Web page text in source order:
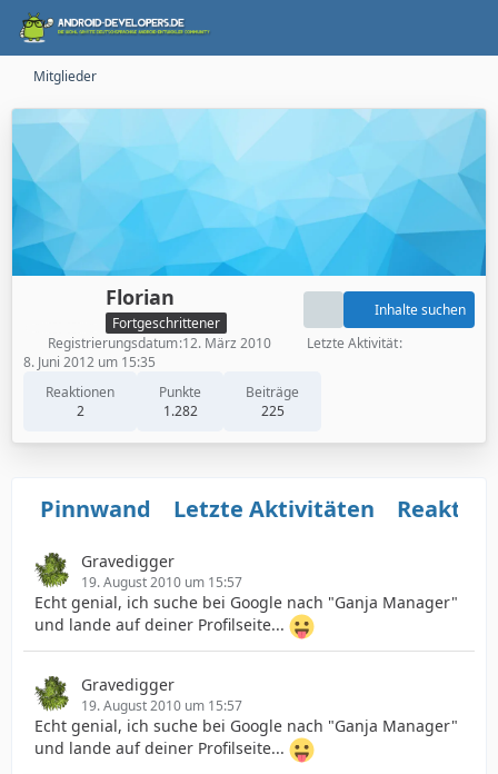
Mitglieder
Florian
Fortgeschrittener
Reaktionen
2
Punkte
1.282
Beiträge
225
Inhalte suchen
Registrierungsdatum 12. März 2010
Letzte Aktivität
8. Juni 2012 um 15:35
Pinnwand Letzte Aktivitäten
Gravedigger
19. August 2010 um 15:57
Echt genial, ich suche bei Google nach "Ganja Manager"
und lande auf deiner Profilseite...
Gravedigger
19. August 2010 um 15:57
Echt genial, ich suche bei Google nach "Ganja Manager"
und lande auf deiner Profilseite...